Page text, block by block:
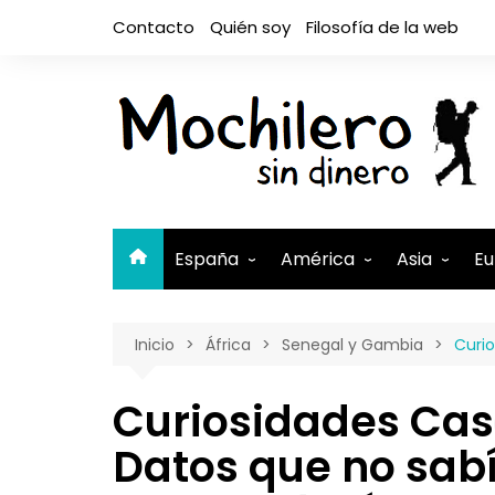
Contacto Quién soy Filosofía de la web
España
Aragón
Canarias
El Hierro
Cantabria
América
Belice
Brasil
Canadá
Asia
Filipinas
Indonesia
Israel y
Inicio África Senegal y Gambia
Curiosidades
Datos que no